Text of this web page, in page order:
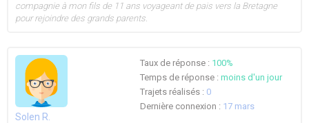
compagnie à mon fils de 11 ans voyageant de pais vers la Bretagne
pour rejoindre des grands parents.
Solen R.
Taux de réponse : 100%
Temps de réponse : moins d'un jour
Trajets réalisés : 0
Dernière connexion : 17 mars